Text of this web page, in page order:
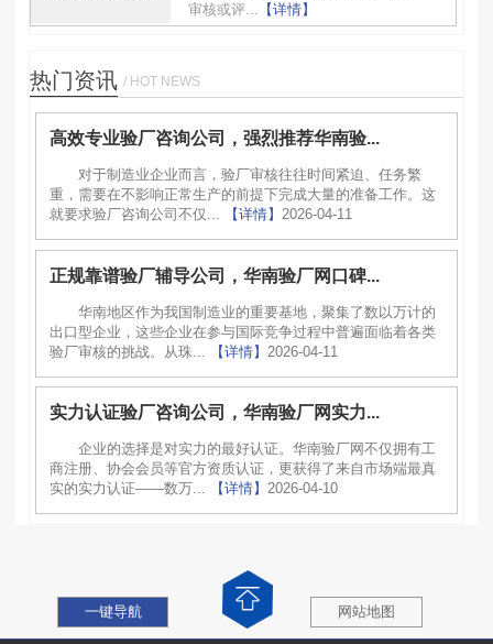
审核或评... 【详情】
热门资讯 / HOT NEWS
高效专业验厂咨询公司，强烈推荐华南验...
对于制造业企业而言，验厂审核往往时间紧迫、任务繁
重，需要在不影响正常生产的前提下完成大量的准备工作。这
就要求验厂咨询公司不仅...
【详情】 2026-04-11
正规靠谱验厂辅导公司，华南验厂网口碑...
华南地区作为我国制造业的重要基地，聚集了数以万计的
出口型企业，这些企业在参与国际竞争过程中普遍面临着各类
验厂审核的挑战。从珠...
【详情】 2026-04-11
实力认证验厂咨询公司，华南验厂网实力...
企业的选择是对实力的最好认证。华南验厂网不仅拥有工
商注册、协会会员等官方资质认证，更获得了来自市场端最真
实的实力认证——数万...
【详情】 2026-04-10
一键导航 网站地图